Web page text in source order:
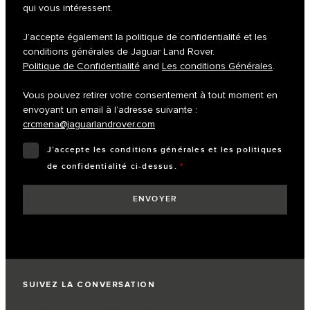
qui vous intéressent.
J’accepte également la politique de confidentialité et les
conditions générales de Jaguar Land Rover.
Politique de Confidentialité and Les conditions Générales.
Vous pouvez retirer votre consentement à tout moment en
envoyant un email à l’adresse suivante :
crcmena@jaguarlandrover.com
J’accepte les conditions générales et les politiques
de confidentialité ci-dessus. *
SUIVEZ LA CONVERSATION